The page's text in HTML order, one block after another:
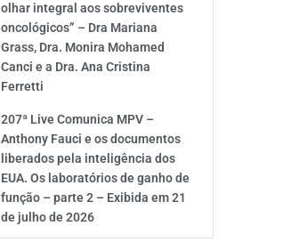
olhar integral aos sobreviventes
oncológicos” – Dra Mariana
Grass, Dra. Monira Mohamed
Canci e a Dra. Ana Cristina
Ferretti
207ª Live Comunica MPV –
Anthony Fauci e os documentos
liberados pela inteligência dos
EUA. Os laboratórios de ganho de
função – parte 2 – Exibida em 21
de julho de 2026